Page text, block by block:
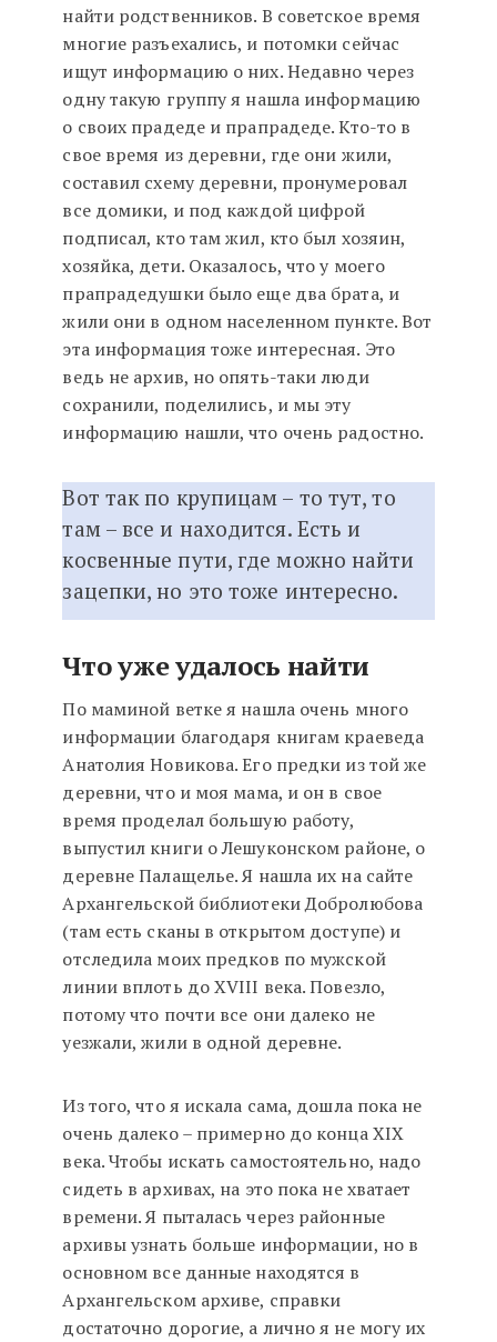
найти родственников. В советское время
многие разъехались, и потомки сейчас
ищут информацию о них. Недавно через
одну такую группу я нашла информацию
о своих прадеде и прапрадеде. Кто-то в
свое время из деревни, где они жили,
составил схему деревни, пронумеровал
все домики, и под каждой цифрой
подписал, кто там жил, кто был хозяин,
хозяйка, дети. Оказалось, что у моего
прапрадедушки было еще два брата, и
жили они в одном населенном пункте. Вот
эта информация тоже интересная. Это
ведь не архив, но опять-таки люди
сохранили, поделились, и мы эту
информацию нашли, что очень радостно.
Вот так по крупицам – то тут, то
там – все и находится. Есть и
косвенные пути, где можно найти
зацепки, но это тоже интересно.
Что уже удалось найти
По маминой ветке я нашла очень много
информации благодаря книгам краеведа
Анатолия Новикова. Его предки из той же
деревни, что и моя мама, и он в свое
время проделал большую работу,
выпустил книги о Лешуконском районе, о
деревне Палащелье. Я нашла их на сайте
Архангельской библиотеки Добролюбова
(там есть сканы в открытом доступе) и
отследила моих предков по мужской
линии вплоть до XVIII века. Повезло,
потому что почти все они далеко не
уезжали, жили в одной деревне.
Из того, что я искала сама, дошла пока не
очень далеко – примерно до конца XIX
века. Чтобы искать самостоятельно, надо
сидеть в архивах, на это пока не хватает
времени. Я пыталась через районные
архивы узнать больше информации, но в
основном все данные находятся в
Архангельском архиве, справки
достаточно дорогие, а лично я не могу их